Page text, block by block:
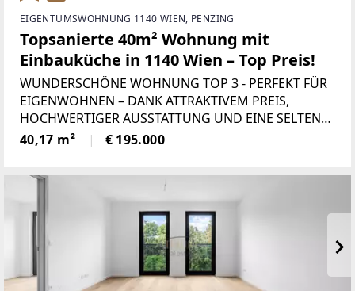
EIGENTUMSWOHNUNG 1140 WIEN, PENZING
Topsanierte 40m² Wohnung mit
Einbauküche in 1140 Wien – Top Preis!
WUNDERSCHÖNE WOHNUNG TOP 3 - PERFEKT FÜR
EIGENWOHNEN – DANK ATTRAKTIVEM PREIS,
HOCHWERTIGER AUSSTATTUNG UND EINE SELTENE
KOMBINATION AUS STIL UND LAGE. TOP 3 –
40,17 m² € 195.000